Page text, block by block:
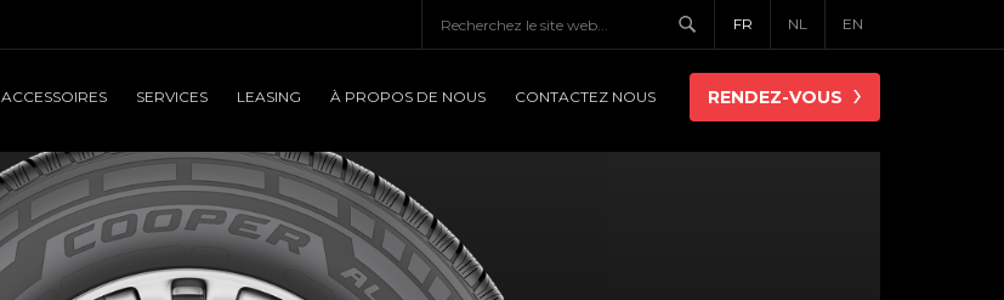
FR NL EN
ACCESSOIRES SERVICES LEASING À PROPOS DE NOUS CONTACTEZ NOUS RENDEZ-VOUS